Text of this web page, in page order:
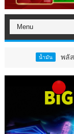
พลัสความสุข